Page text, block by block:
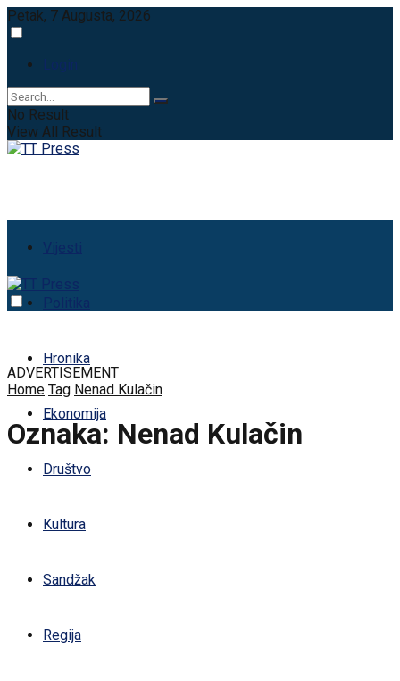
Petak, 7 Augusta, 2026
Login
No Result
View All Result
Vijesti
Politika
Hronika
Ekonomija
Društvo
Kultura
Sandžak
Regija
ADVERTISEMENT
Home Tag Nenad Kulačin
Oznaka: Nenad Kulačin